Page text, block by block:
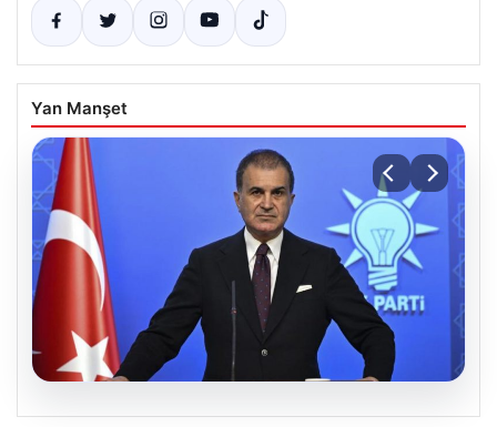
Yan Manşet